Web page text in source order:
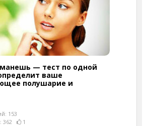
— тест по одной
ваше
полушарие и
153
362
1